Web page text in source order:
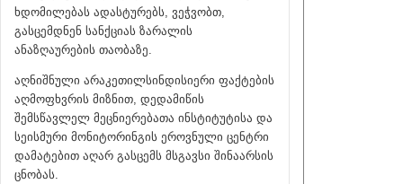
ხდომილებას ადასტურებს, ვეჭვობთ,
გასცემდნენ სანქციას ზარალის
ანაზღაურების თაობაზე.
აღნიშნული არაკეთილსინდისიერი ფაქტების
აღმოფხვრის მიზნით, დედამიწის
შემსწავლელ მეცნიერებათა ინსტიტუტისა და
სეისმური მონიტორინგის ეროვნული ცენტრი
დამატებით აღარ გასცემს მსგავსი შინაარსის
ცნობას.